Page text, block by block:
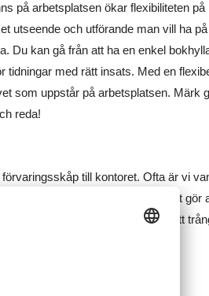
på arbetsplatsen ökar flexibiliteten på
utseende och utförande man vill ha
Du kan gå från att ha en enkel
med rätt insats. Med en
som uppstår på arbetsplatsen. Märk
reda!
till kontoret. Ofta är vi
får bort ytan dörren tar upp, vilket gör
korridor, ett mindre rum eller ett
bra istället.